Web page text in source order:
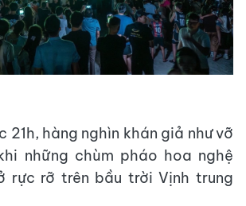
21h, hàng nghìn khán giả như vỡ
những chùm pháo hoa nghệ
rực rỡ trên bầu trời Vịnh trung